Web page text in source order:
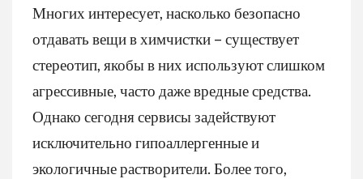
Многих интересует, насколько безопасно
отдавать вещи в химчистки – существует
стереотип, якобы в них используют слишком
агрессивные, часто даже вредные средства.
Однако сегодня сервисы задействуют
исключительно гипоаллергенные и
экологичные растворители. Более того,